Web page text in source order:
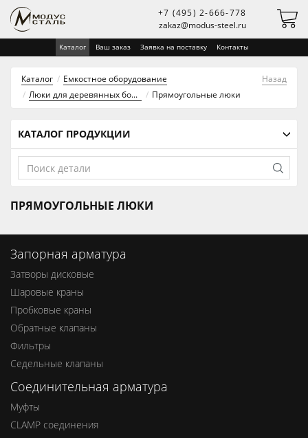
+7 (495) 2-666-778
zakaz@modus-steel.ru
Каталог Ваш заказ Заявка на поставку Контакты
Каталог
Емкостное оборудование
Люки для деревянных бочек
Прямоугольные люки
Назад
КАТАЛОГ ПРОДУКЦИИ
ПРЯМОУГОЛЬНЫЕ ЛЮКИ
Запорная арматура
Затворы дисковые
Шаровые краны
Пробковые краны
Обратные клапаны
Фильтры
Седельные клапаны
Соединительная арматура
Муфты
CLAMP соединения